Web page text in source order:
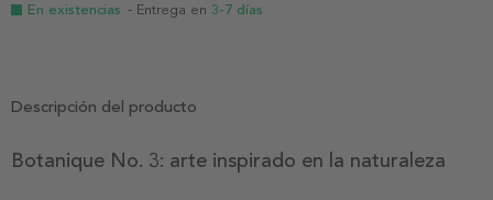
En existencias - Entrega en 3-7 días
Descripción del producto
Botanique No. 3: arte inspirado en la naturaleza